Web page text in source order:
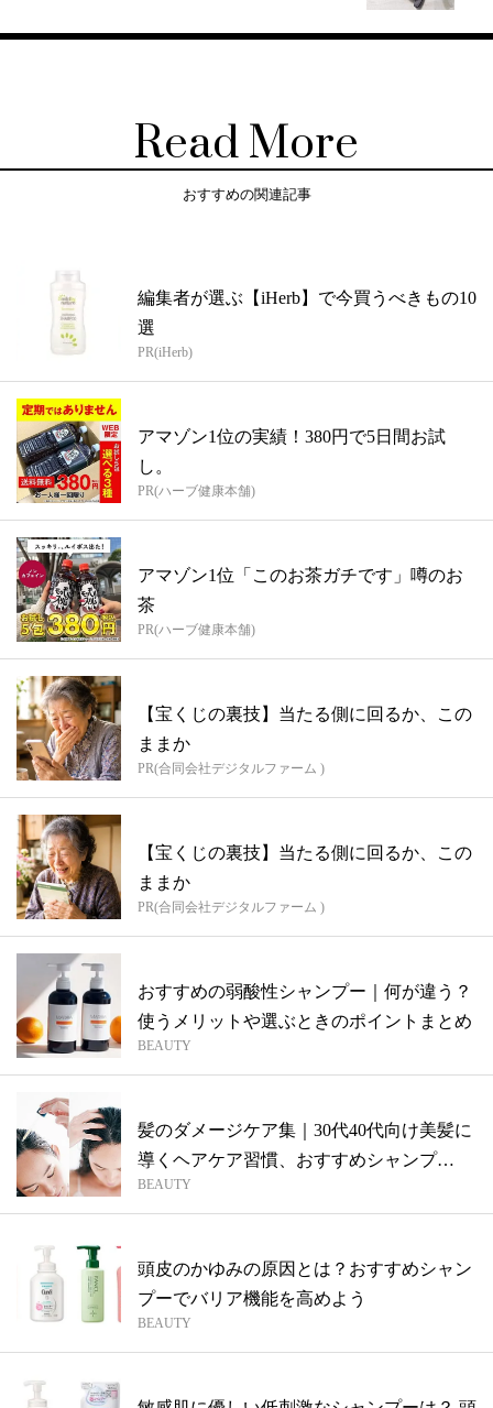
Read More
おすすめの関連記事
編集者が選ぶ【iHerb】で今買うべきもの10
選
PR(iHerb)
アマゾン1位の実績！380円で5日間お試
し。
PR(ハーブ健康本舗)
アマゾン1位「このお茶ガチです」噂のお
茶
PR(ハーブ健康本舗)
【宝くじの裏技】当たる側に回るか、この
ままか
PR(合同会社デジタルファーム )
【宝くじの裏技】当たる側に回るか、この
ままか
PR(合同会社デジタルファーム )
おすすめの弱酸性シャンプー｜何が違う？
使うメリットや選ぶときのポイントまとめ
BEAUTY
髪のダメージケア集｜30代40代向け美髪に
導くヘアケア習慣、おすすめシャンプ
ー・...
BEAUTY
頭皮のかゆみの原因とは？おすすめシャン
プーでバリア機能を高めよう
BEAUTY